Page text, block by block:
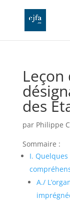
Leçon
des
par Philippe
Sommaire :
I.
A./